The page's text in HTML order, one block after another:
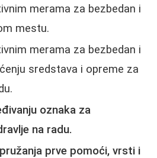
merama za bezbedan i
mestu.
merama za bezbedan i
sredstava i opreme za
oznaka za
na radu.
prve pomoći, vrsti i